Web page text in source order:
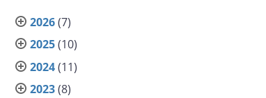
2026(7)
2025(10)
2024(11)
2023(8)